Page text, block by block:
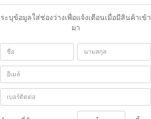
ระบุข้อมูลใส่ช่องว่างเพื่อแจ้งเตือนเมื่อมีสินค้าเข้า
มา